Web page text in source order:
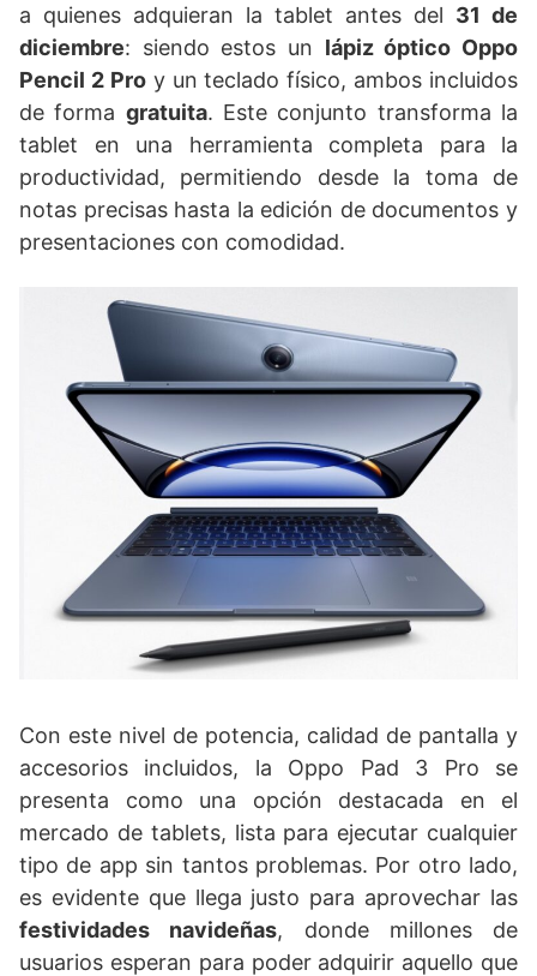
a quienes adquieran la tablet antes del 31 de
diciembre: siendo estos un lápiz óptico Oppo
Pencil 2 Proy un teclado físico, ambos incluidos
de forma gratuita. Este conjunto transforma la
tablet en una herramienta completa para la
productividad, permitiendo desde la toma de
notas precisas hasta la edición de documentos y
presentaciones con comodidad.
Con este nivel de potencia, calidad de pantalla y
accesorios incluidos, la Oppo Pad 3 Pro se
presenta como una opción destacada en el
mercado de tablets, lista para ejecutar cualquier
tipo de app sin tantos problemas. Por otro lado,
es evidente que llega justo para aprovechar las
festividades navideñas, donde millones de
usuarios esperan para poder adquirir aquello que